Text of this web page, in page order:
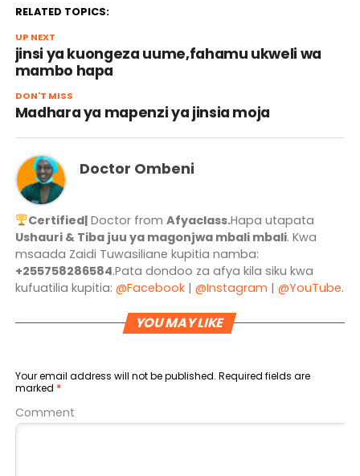
RELATED TOPICS:
UP NEXT
jinsi ya kuongeza uume,fahamu ukweli wa
mambo hapa
DON'T MISS
Madhara ya mapenzi ya jinsia moja
Doctor Ombeni
Certified| Doctor fromAfyaclass.Hapa utapata
Ushauri & Tiba juu ya magonjwa mbali mbali. Kwa
msaada Zaidi Tuwasiliane kupitia namba:
+255758286584.Pata dondoo za afya kila siku kwa
kufuatilia kupitia: @Facebook| @Instagram | @YouTube.
YOU MAY LIKE
Your email address will not be published. Required fields are
marked *
Comment